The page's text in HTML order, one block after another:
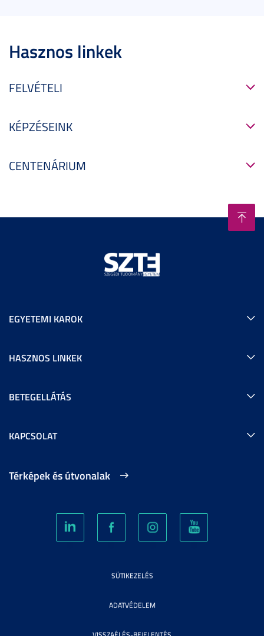
Hasznos linkek
FELVÉTELI
KÉPZÉSEINK
CENTENÁRIUM
EGYETEMI KAROK
HASZNOS LINKEK
BETEGELLÁTÁS
KAPCSOLAT
Térképek és útvonalak
SÜTIKEZELÉS
ADATVÉDELEM